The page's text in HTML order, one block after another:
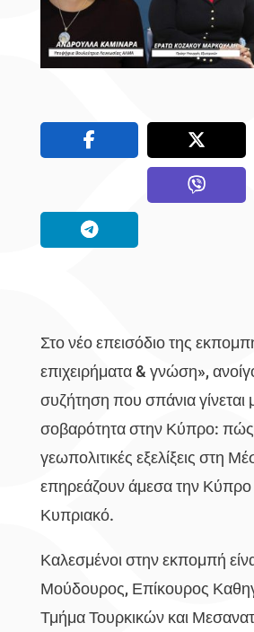
Στο νέο επεισόδιο της
επιχειρήματα & γνώση»,
συζήτηση που σπάνια γίνεται
σοβαρότητα στην Κύπρο: πώς
γεωπολιτικές εξελίξεις στη
επηρεάζουν άμεσα την Κύπρο
Κυπριακό.
Καλεσμένοι στην εκπομπή
Μούδουρος, Επίκουρος
Τμήμα Τουρκικών και